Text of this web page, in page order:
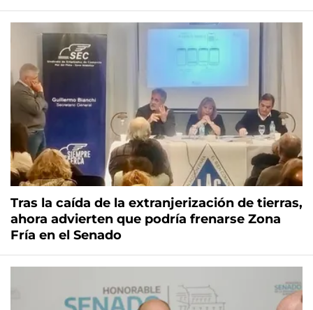
Tras la caída de la extranjerización de tierras,
ahora advierten que podría frenarse Zona
Fría en el Senado